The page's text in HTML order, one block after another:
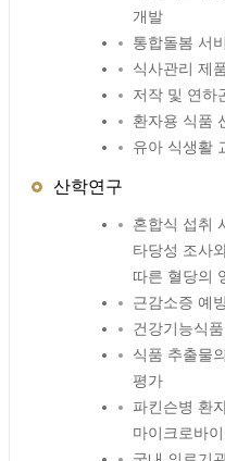
개발
통합돌봄 서
식사관리 제
저작 및 연하
환자용 식품
유아 식생활
산학연구
혼합식 섭취
타당성 조사
따른 혈당의
근감소증 예
건강기능식
식품 추출물
평가
파킨슨병 환
마이크로바